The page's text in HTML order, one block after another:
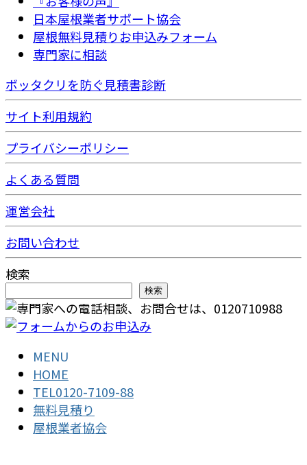
日本屋根業者サポート協会
屋根無料見積りお申込みフォーム
専門家に相談
ボッタクリを防ぐ見積書診断
サイト利用規約
プライバシーポリシー
よくある質問
運営会社
お問い合わせ
検索
検索
MENU
HOME
TEL0120-7109-88
無料見積り
屋根業者協会